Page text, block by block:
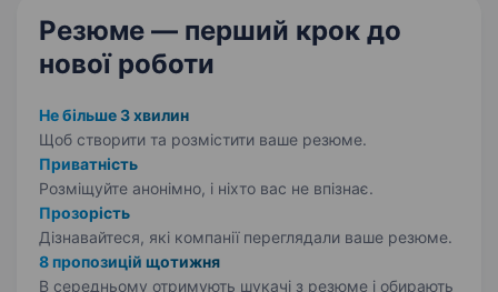
Резюме — перший крок до
нової роботи
Не більше 3 хвилин
Щоб створити та розмістити ваше резюме.
Приватність
Розміщуйте анонімно, і ніхто вас не впізнає.
Прозорість
Дізнавайтеся, які компанії переглядали ваше резюме.
8 пропозицій щотижня
В середньому отримують шукачі з резюме і обирають